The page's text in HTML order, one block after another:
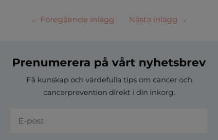
← Föregående inlägg Nästa inlägg →
Prenumerera på vårt nyhetsbrev
Få kunskap och värdefulla tips om cancer och
cancerprevention direkt i din inkorg.